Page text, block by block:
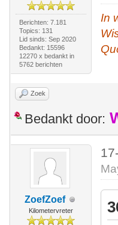
Berichten: 7.181
Topics: 131
Lid sinds: Sep 2020
Bedankt: 15596
12270 x bedankt in
5762 berichten
In
Zoek
Bedankt door:
ZoefZoef
Kilometervreter